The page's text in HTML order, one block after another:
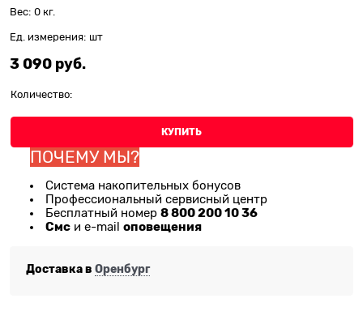
Вес: 0 кг.
Ед. измерения: шт
3 090 руб.
Количество:
КУПИТЬ
ПОЧЕМУ МЫ?
Система накопительных бонусов
Профессиональный сервисный центр
Бесплатный номер 8 800 200 10 36
Смс и e-mail оповещения
Доставка в Оренбург